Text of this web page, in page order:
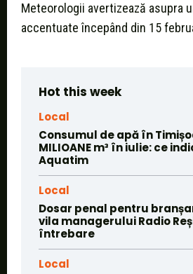
Meteorologii avertizează asupra
accentuate începând din 15
Hot this week
Local
Consumul de apă în
MILIOANE m³ în iulie: ce
Aquatim
Local
Dosar penal pentru
vila managerului Radio
întrebare
Local